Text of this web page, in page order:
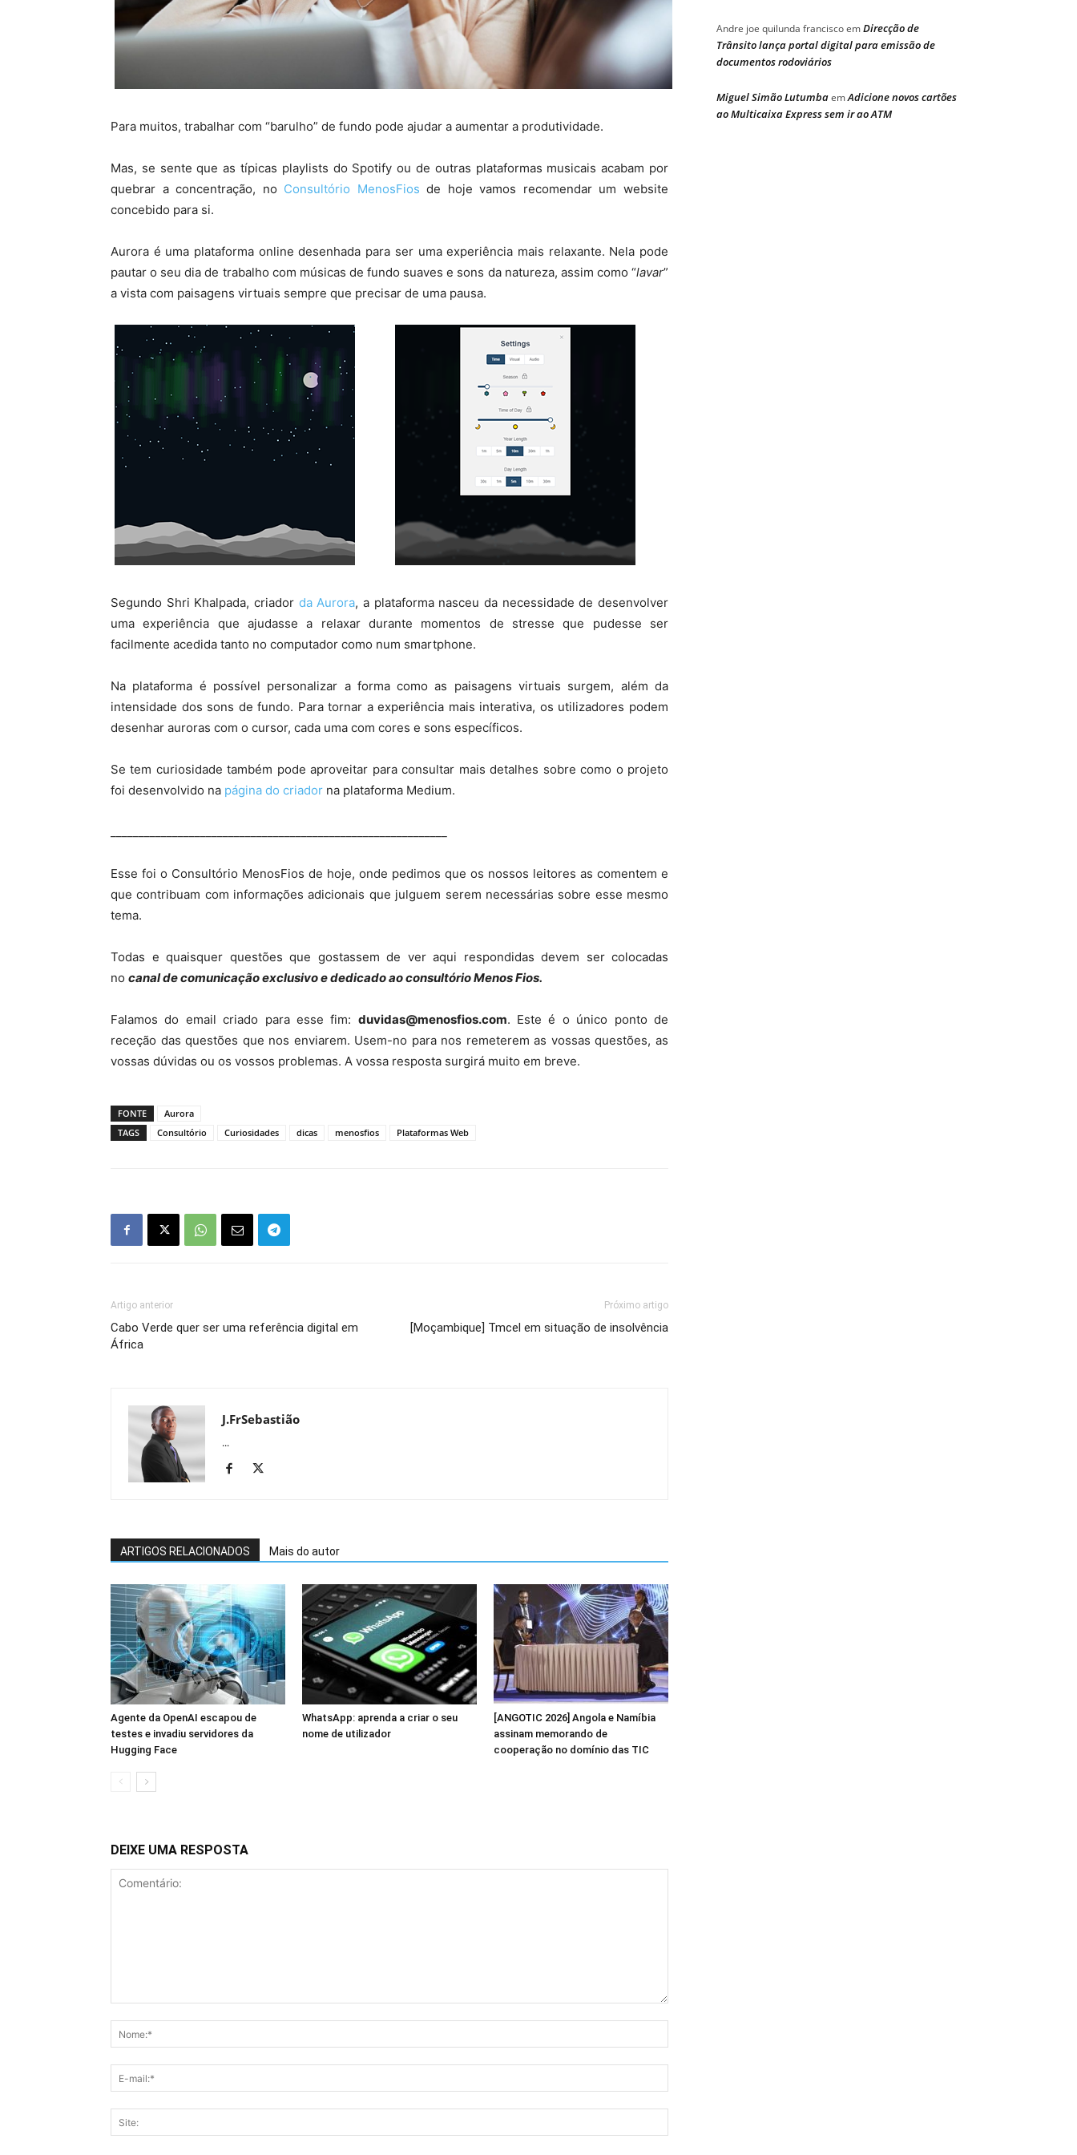
Para muitos, trabalhar com “barulho” de fundo pode ajudar a aumentar a produtividade.
Mas, se sente que as típicas playlists do Spotify ou de outras plataformas musicais acabam por
quebrar a concentração, no Consultório MenosFios de hoje vamos recomendar um website
concebido para si.
Aurora é uma plataforma online desenhada para ser uma experiência mais relaxante. Nela pode
pautar o seu dia de trabalho com músicas de fundo suaves e sons da natureza, assim como “lavar”
a vista com paisagens virtuais sempre que precisar de uma pausa.
Segundo Shri Khalpada, criador da Aurora, a plataforma nasceu da necessidade de desenvolver
uma experiência que ajudasse a relaxar durante momentos de stresse que pudesse ser
facilmente acedida tanto no computador como num smartphone.
Na plataforma é possível personalizar a forma como as paisagens virtuais surgem, além da
intensidade dos sons de fundo. Para tornar a experiência mais interativa, os utilizadores podem
desenhar auroras com o cursor, cada uma com cores e sons específicos.
Se tem curiosidade também pode aproveitar para consultar mais detalhes sobre como o projeto
foi desenvolvido na página do criador na plataforma Medium.
Esse foi o Consultório MenosFios de hoje, onde pedimos que os nossos leitores as comentem e
que contribuam com informações adicionais que julguem serem necessárias sobre esse mesmo
tema.
Todas e quaisquer questões que gostassem de ver aqui respondidas devem ser colocadas
no canal de comunicação exclusivo e dedicado ao consultório Menos Fios.
Falamos do email criado para esse fim: duvidas@menosfios.com. Este é o único ponto de
receção das questões que nos enviarem. Usem-no para nos remeterem as vossas questões, as
vossas dúvidas ou os vossos problemas. A vossa resposta surgirá muito em breve.
FONTE
Aurora
TAGS
Consultório Curiosidades dicas menosfios Plataformas Web
Artigo anterior
Cabo Verde quer ser uma referência digital em
África
Próximo artigo
[Moçambique] Tmcel em situação de insolvência
J.FrSebastião
...
ARTIGOS RELACIONADOS Mais do autor
Agente da OpenAI escapou de
testes e invadiu servidores da
Hugging Face
WhatsApp: aprenda a criar o seu
nome de utilizador
[ANGOTIC 2026] Angola e Namíbia
assinam memorando de
cooperação no domínio das TIC
DEIXE UMA RESPOSTA
Andre joe quilunda franciscoemDirecção de
Trânsito lança portal digital para emissão de
documentos rodoviários
Miguel Simão LutumbaemAdicione novos cartões
ao Multicaixa Express sem ir ao ATM